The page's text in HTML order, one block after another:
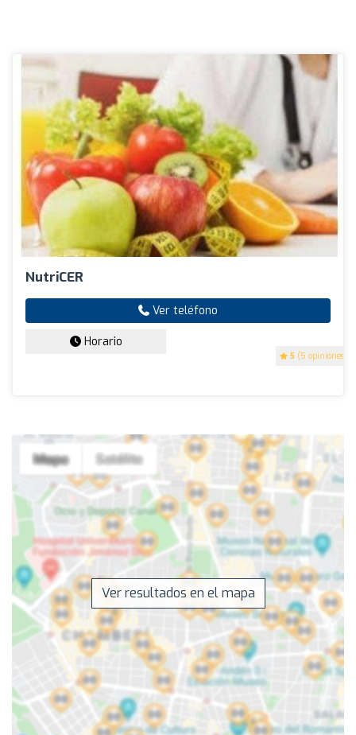
NutriCER
5 (5 opiniones)
Ver teléfono
Horario
Ver resultados en el mapa